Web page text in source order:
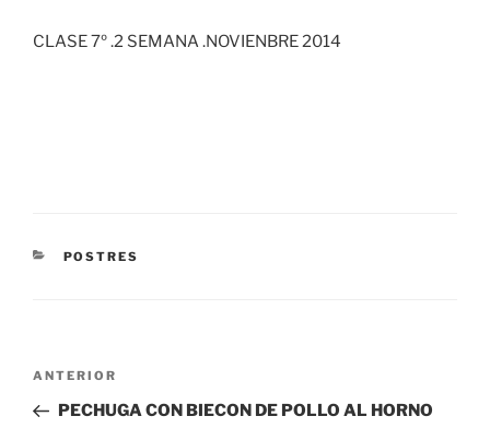
CLASE 7º .2 SEMANA .NOVIENBRE 2014
CATEGORÍAS
POSTRES
Navegación
entradas
Entrada
anterior:
ANTERIOR
PECHUGA CON BIECON DE POLLO AL HORNO